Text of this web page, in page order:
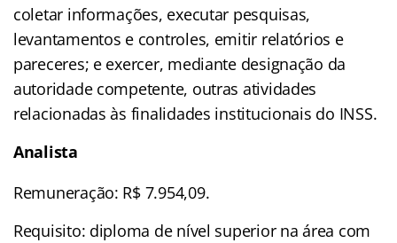
coletar informações, executar pesquisas,
levantamentos e controles, emitir relatórios e
pareceres; e exercer, mediante designação da
autoridade competente, outras atividades
relacionadas às finalidades institucionais do INSS.
Analista
Remuneração: R$ 7.954,09.
Requisito: diploma de nível superior na área com